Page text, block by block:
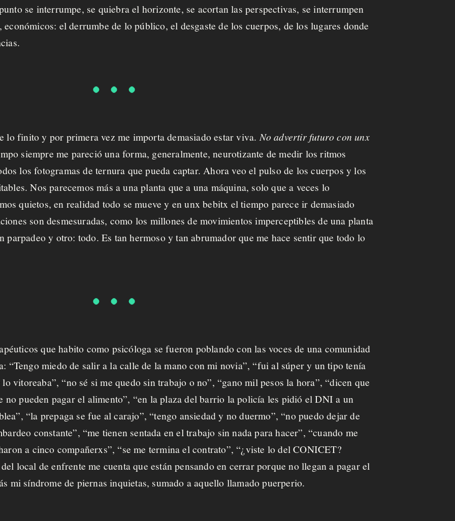
se interrumpe, se quiebra el horizonte, se acortan las perspectivas, se interrumpen
el derrumbe de lo público, el desgaste de los cuerpos, de los lugares donde
lo finito y por primera vez me importa demasiado estar viva.No advertir futuro con unx
siempre me pareció una forma, generalmente, neurotizante de medir los ritmos
los fotogramas de ternura que pueda captar. Ahora veo el pulso de los cuerpos y los
Nos parecemos más a una planta que a una máquina, solo que a veces lo
quietos, en realidad todo se mueve y en unx bebitx el tiempo parece ir demasiado
son desmesuradas, como los millones de movimientos imperceptibles de una planta
parpadeo y otro: todo. Es tan hermoso y tan abrumador que me hace sentir que todo lo
que habito como psicóloga se fueron poblando con las voces de una comunidad
: “Tengo miedo de salir a la calle de la mano con mi novia”, “fui al súper y un tipo tenía
vitoreaba”, “no sé si me quedo sin trabajo o no”, “gano mil pesos la hora”, “dicen que
no pueden pagar el alimento”, “en la plaza del barrio la policía les pidió el DNI a un
“la prepaga se fue al carajo”, “tengo ansiedad y no duermo”, “no puedo dejar de
constante”, “me tienen sentada en el trabajo sin nada para hacer”, “cuando me
a cinco compañerxs”, “se me termina el contrato”, “¿viste lo del CONICET?
local de enfrente me cuenta que están pensando en cerrar porque no llegan a pagar el
mi síndrome de piernas inquietas, sumado a aquello llamado puerperio.